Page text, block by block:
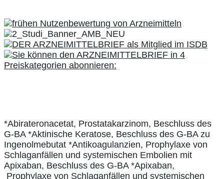
*Abirateronacetat, Prostatakarzinom, Beschluss des
G-BA *Aktinische Keratose, Beschluss des G-BA zu
Ingenolmebutat *Antikoagulanzien, Prophylaxe von
Schlaganfällen und systemischen Embolien mit
Apixaban, Beschluss des G-BA *Apixaban,
Prophylaxe von Schlaganfällen und systemischen